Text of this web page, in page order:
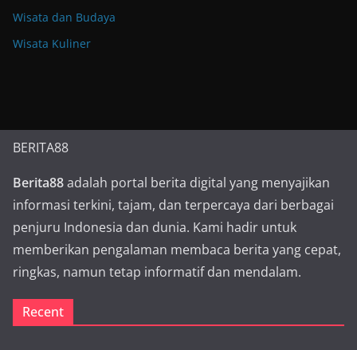
Wisata dan Budaya
Wisata Kuliner
BERITA88
Berita88adalah portal berita digital yang menyajikan
informasi terkini, tajam, dan terpercaya dari berbagai
penjuru Indonesia dan dunia. Kami hadir untuk
memberikan pengalaman membaca berita yang cepat,
ringkas, namun tetap informatif dan mendalam.
Recent